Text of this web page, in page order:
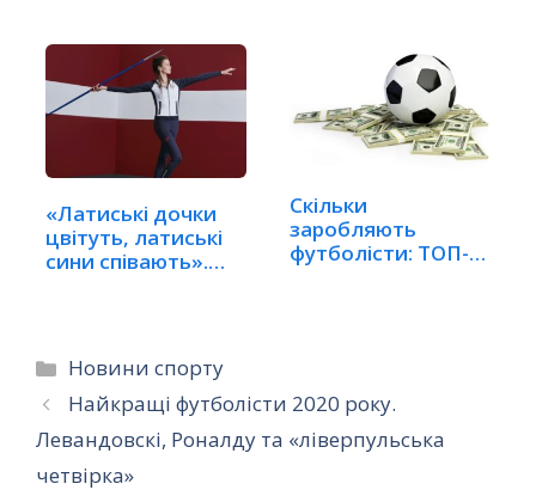
«Латиські дочки
цвітуть, латиські
сини співають».…
Скільки
заробляють
футболісти: ТОП-5
Категорії
Новини спорту
Найкращі футболісти 2020 року.
Левандовскі, Роналду та «ліверпульська
четвірка»